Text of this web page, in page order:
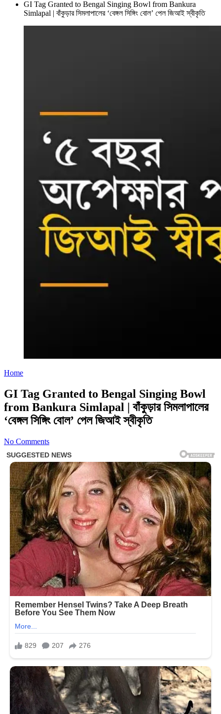
GI Tag Granted to Bengal Singing Bowl from Bankura
Simlapal | বাঁকুড়ার সিমলাপালের ‘বেঙ্গল সিঙ্গিং বোল’ পেল জিআই স্বীকৃতি
Home
GI Tag Granted to Bengal Singing Bowl
from Bankura Simlapal | বাঁকুড়ার সিমলাপালের
‘বেঙ্গল সিঙ্গিং বোল’ পেল জিআই স্বীকৃতি
No Comments